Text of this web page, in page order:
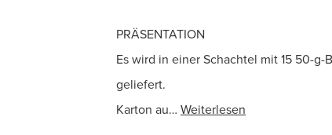
PRÄSENTATION
Es wird in einer Schachtel mit 15 50-
geliefert.
Karton au… Weiterlesen